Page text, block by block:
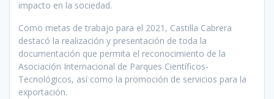
impacto en la sociedad.
Como metas de trabajo para el 2021, Castilla Cabrera
destacó la realización y presentación de toda la
documentación que permita el reconocimiento de la
Asociación Internacional de Parques Científicos-
Tecnológicos, así como la promoción de servicios para la
exportación.